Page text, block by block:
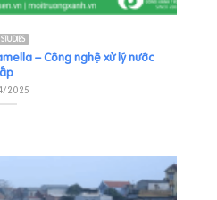
– Công nghệ xử lý nước
2025